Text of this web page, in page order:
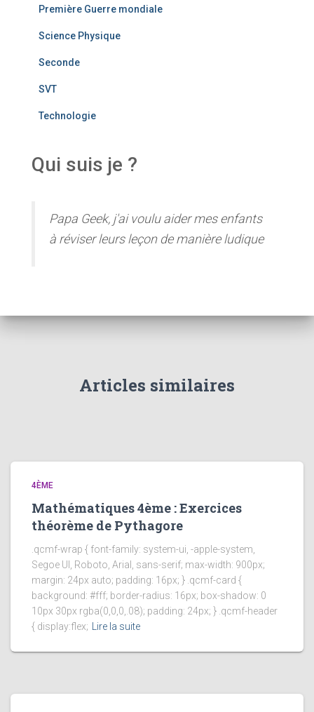
Première Guerre mondiale
Science Physique
Seconde
SVT
Technologie
Qui suis je ?
Papa Geek, j'ai voulu aider mes enfants
à réviser leurs leçon de manière ludique
Articles similaires
4ÈME
Mathématiques 4ème : Exercices
théorème de Pythagore
.qcmf-wrap { font-family: system-ui, -apple-system,
Segoe UI, Roboto, Arial, sans-serif; max-width: 900px;
margin: 24px auto; padding: 16px; } .qcmf-card {
background: #fff; border-radius: 16px; box-shadow: 0
10px 30px rgba(0,0,0,.08); padding: 24px; } .qcmf-header
{ display:flex; Lire la suite